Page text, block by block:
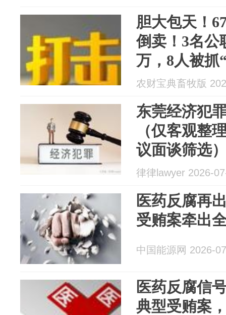
胆大包天！
倒卖！3名公
万，8人被抓
农财宝典畜牧版
东莞经济犯
（仅客观整
议面谈筛选
律律lawyer 2026-
医药反腐再
受贿案牵出
中国能源网 2026-
医药反腐信
典型受贿案